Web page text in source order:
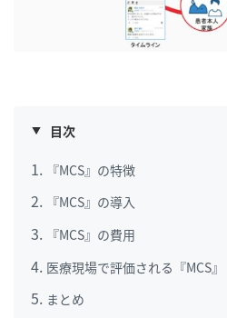
目次
『MCS』の特徴
『MCS』の導入
『MCS』の費用
医療現場で評価される『MCS』
まとめ